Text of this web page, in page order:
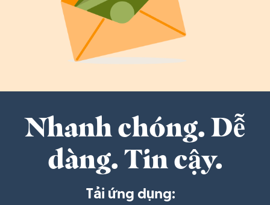
Nhanh chóng. Dễ
dàng. Tin cậy.
Tải ứng dụng: